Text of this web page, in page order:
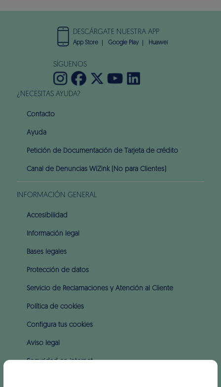
¿NECESITAS AYUDA?
Contacto
Ayuda
Petición de Documentación de Tarjeta de crédito
Canal de Denuncias WiZink (No para Clientes)
INFORMACIÓN GENERAL
Accesibilidad
Información legal
Bases legales
Protección de datos
Servicio de Reclamaciones y Atención al Cliente
Política de cookies
Configura tus cookies
Aviso legal
Seguridad en internet
DESCÁRGATE NUESTRA APP
App Store Google Play Huawei
SÍGUENOS